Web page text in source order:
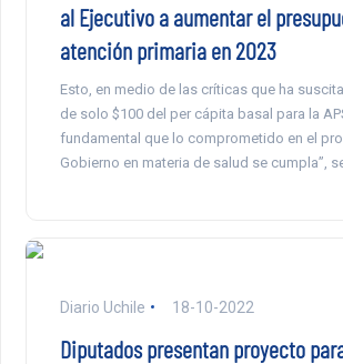
al Ejecutivo a aumentar el
atención primaria en 2023
Esto, en medio de las críticas que ha
de solo $100 del per cápita basal para la
fundamental que lo comprometido en el
Gobierno en materia de salud se cumpla”,
Diario Uchile 18-10-2022
Diputados presentan proyecto